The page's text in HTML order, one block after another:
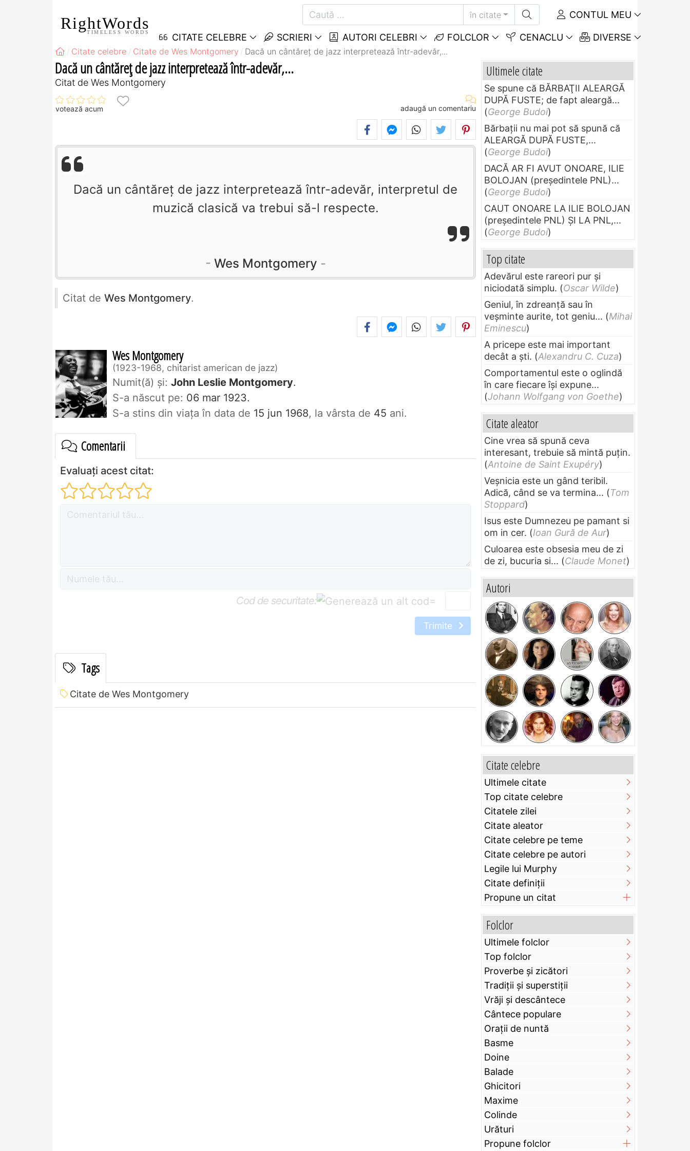
RightWords
TIMELESS WORDS
în citate CONTUL MEU
CITATE CELEBRE SCRIERI AUTORI CELEBRI FOLCLOR CENACLU DIVERSE
Citate celebre Citate de Wes Montgomery Dacă un cântăreţ de jazz interpretează într-adevăr,...
Dacă un cântăreţ de jazz interpretează într-adevăr,...
Citat de Wes Montgomery
votează acum adaugă un comentariu
Dacă un cântăreţ de jazz interpretează într-adevăr, interpretul de
muzică clasică va trebui să-l respecte.
Wes Montgomery
Citat de Wes Montgomery.
Wes Montgomery
1923-1968, chitarist american de jazz
Numit(ă) și: John Leslie Montgomery.
S-a născut pe: 06 mar 1923.
S-a stins din viaţa în data de 15 jun 1968, la vârsta de 45 ani.
Comentarii
Evaluați acest citat:
Cod de securitate: =
Trimite
Tags
Citate de Wes Montgomery
Ultimele citate
Se spune că BĂRBAŢII ALEARGĂ
DUPĂ FUSTE; de fapt aleargă...
(George Budoi)
Bărbaţii nu mai pot să spună că
ALEARGĂ DUPĂ FUSTE,...
(George Budoi)
DACĂ AR FI AVUT ONOARE, ILIE
BOLOJAN (preşedintele PNL)...
(George Budoi)
CAUT ONOARE LA ILIE BOLOJAN
(preşedintele PNL) ŞI LA PNL,...
(George Budoi)
Top citate
Adevărul este rareori pur și
niciodată simplu. (Oscar Wilde)
Geniul, în zdreanţă sau în
veşminte aurite, tot geniu... (Mihai
Eminescu)
A pricepe este mai important
decât a ști. (Alexandru C. Cuza)
Comportamentul este o oglindă
în care fiecare își expune...
(Johann Wolfgang von Goethe)
Citate aleator
Cine vrea să spună ceva
interesant, trebuie să mintă puțin.
(Antoine de Saint Exupéry)
Veșnicia este un gând teribil.
Adică, când se va termina... (Tom
Stoppard)
Isus este Dumnezeu pe pamant si
om in cer. (Ioan Gură de Aur)
Culoarea este obsesia meu de zi
de zi, bucuria si... (Claude Monet)
Autori
Citate celebre
Ultimele citate
Top citate celebre
Citatele zilei
Citate aleator
Citate celebre pe teme
Citate celebre pe autori
Legile lui Murphy
Citate definiţii
Propune un citat
Folclor
Ultimele folclor
Top folclor
Proverbe și zicători
Tradiții și superstiții
Vrăji și descântece
Cântece populare
Orații de nuntă
Basme
Doine
Balade
Ghicitori
Maxime
Colinde
Urături
Propune folclor